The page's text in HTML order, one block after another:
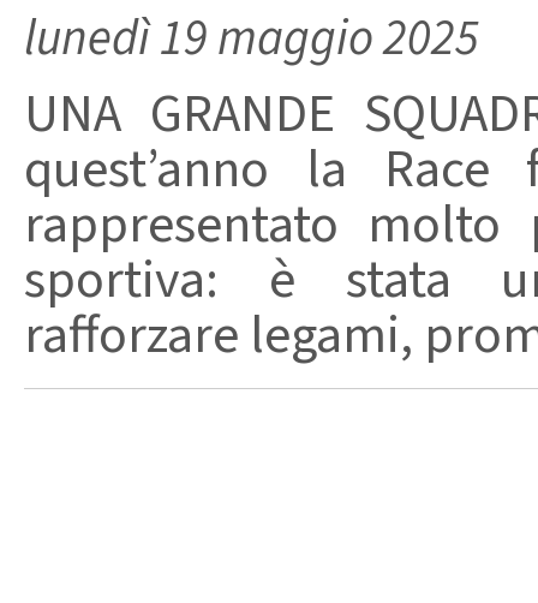
lunedì 19 maggio 2025
UNA GRANDE
quest’anno la
rappresentato
sportiva: è stata
rafforzare legami,